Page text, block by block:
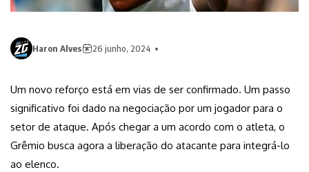
Haron Alves 26 junho, 2024
Um novo reforço está em vias de ser confirmado. Um passo
significativo foi dado na negociação por um jogador para o
setor de ataque. Após chegar a um acordo com o atleta, o
Grêmio busca agora a liberação do atacante para integrá-lo
ao elenco.